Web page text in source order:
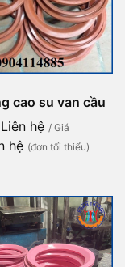
cao su van cầu
Liên hệ / Giá
hệ (đơn tối thiểu)